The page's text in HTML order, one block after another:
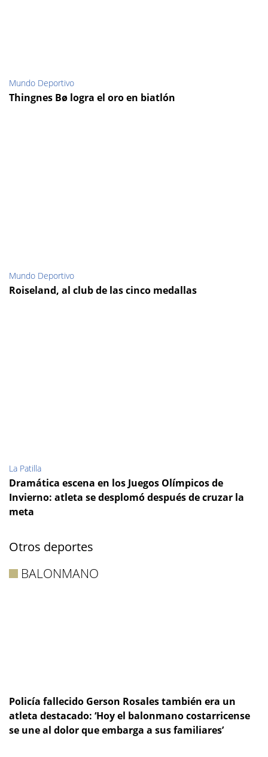
Mundo Deportivo
Thingnes Bø logra el oro en biatlón
Mundo Deportivo
Roiseland, al club de las cinco medallas
La Patilla
Dramática escena en los Juegos Olímpicos de
Invierno: atleta se desplomó después de cruzar la
meta
Otros deportes
BALONMANO
Policía fallecido Gerson Rosales también era un
atleta destacado: ‘Hoy el balonmano costarricense
se une al dolor que embarga a sus familiares’